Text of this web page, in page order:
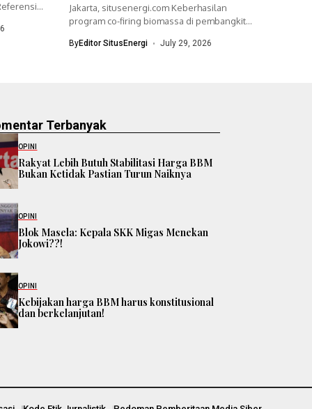
Jakarta, situsenergi.com Keberhasilan
program co-firing biomassa di pembangkit
ByEditor SitusEnergi July 29, 2026
Terbanyak
OPINI
Rakyat Lebih Butuh Stabilitasi Harga BBM
Bukan Ketidak Pastian Turun Naiknya
OPINI
Blok Masela: Kepala SKK Migas Menekan
Jokowi??!
OPINI
Kebijakan harga BBM harus konstitusional
dan berkelanjutan!